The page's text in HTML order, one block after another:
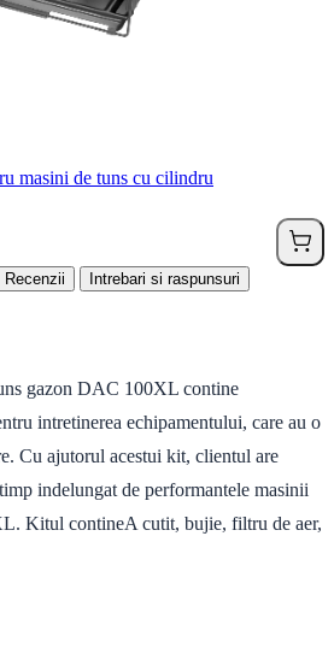
masini de tuns cu cilindru
Recenzii Intrebari si raspunsuri
gazon DAC 100XL contine
intretinerea echipamentului, care au o
Cu ajutorul acestui kit, clientul are
indelungat de performantele masinii
Kitul contineA cutit, bujie, filtru de aer,